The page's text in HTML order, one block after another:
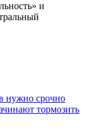
и
нужно срочно
тормозить